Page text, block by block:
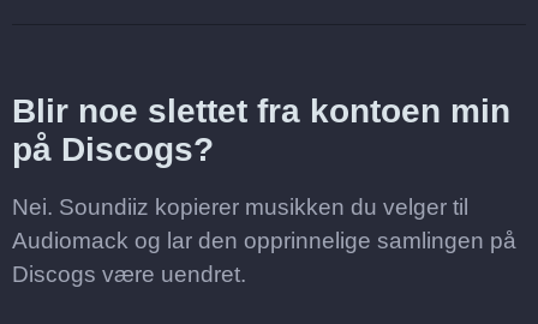
Blir noe slettet fra kontoen min
på Discogs?
Nei. Soundiiz kopierer musikken du velger til
Audiomack og lar den opprinnelige samlingen på
Discogs være uendret.